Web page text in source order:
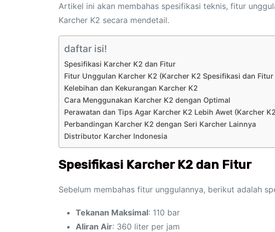
Artikel ini akan membahas spesifikasi teknis, fitur
Karcher K2 secara mendetail.
daftar isi!
Spesifikasi Karcher K2 dan Fitur
Fitur Unggulan Karcher K2 (Karcher K2 Spesifikasi dan Fitur
Kelebihan dan Kekurangan Karcher K2
Cara Menggunakan Karcher K2 dengan Optimal
Perawatan dan Tips Agar Karcher K2 Lebih Awet (Karcher
Perbandingan Karcher K2 dengan Seri Karcher Lainnya
Distributor Karcher Indonesia
Spesifikasi Karcher K2 dan Fitur
Sebelum membahas fitur unggulannya, berikut adalah
Tekanan Maksimal: 110 bar
Aliran Air: 360 liter per jam